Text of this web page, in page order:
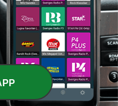
Eine Stunde Liebe -
Deutschlandfunk Nova